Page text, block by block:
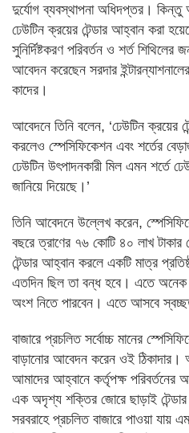
দুর্যোগ ব্যবস্থাপনা অধিদপ্তর। কিন্তু
ঢেউটিন ক্রয়ের টেন্ডার আহ্বান করা
সুনির্দিষ্টকরণ পরিবর্তন ও শর্ত
আবেদন করেছেন সরদার
কাদের।
আবেদনে তিনি বলেন, ‘ঢেউটিন ক্রয়ের
করলেও স্পেসিফিকেশন এবং শর্তের
ঢেউটিন উৎপাদনকারী মিল এমন শর্তে
জানিয়ে দিয়েছে।’
তিনি আবেদনে উল্লেখ করেন,
বছরে ত্রাণের ৭৬ কোটি ৪০ লাখ
টেন্ডার আহ্বান করলে একটি মাত্র
এতদিন ছিল তা বন্ধ হবে। এতে অনেক
অংশ নিতে পারবেন। এতে আসবে
বাজারে প্রচলিত সর্বোচ্চ মানের
বাড়ানোর আবেদন করেন ওই
আমাদের আহ্বানে কর্তৃপক্ষ
এক অদৃশ্য শক্তির জোরে ছাড়াই
সরবরাহে প্রচলিত বাজারে পাওয়া যায়